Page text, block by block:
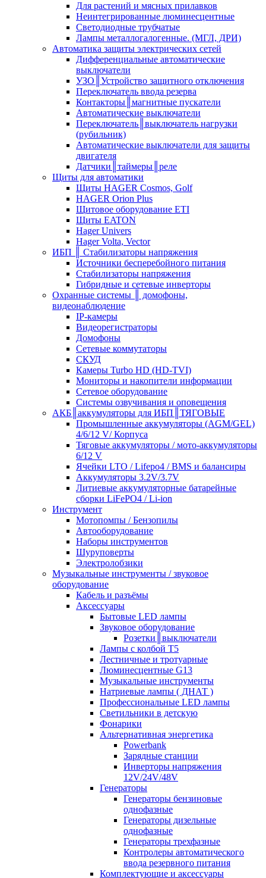
Для растений и мясных прилавков
Неинтегрированные люминесцентные
Светодиодные трубчатые
Лампы металлогалогенные. (МГЛ, ДРИ)
Автоматика защиты электрических сетей
Дифференциальные автоматические
выключатели
УЗО║Устройство защитного отключения
Переключатель ввода резерва
Контакторы║магнитные пускатели
Автоматические выключатели
Переключатель║выключатель нагрузки
(рубильник)
Автоматические выключатели для защиты
двигателя
Датчики║таймеры║реле
Щиты для автоматики
Щиты HAGER Cosmos, Golf
HAGER Orion Plus
Щитовое оборудование ETI
Щиты EATON
Hager Univers
Hager Volta, Vector
ИБП ║ Стабилизаторы напряжения
Источники бесперебойного питания
Стабилизаторы напряжения
Гибридные и сетевые инверторы
Охранные системы ║ домофоны,
видеонаблюдение
IP-камеры
Видеорегистраторы
Домофоны
Сетевые коммутаторы
СКУД
Камеры Turbo HD (HD-TVI)
Мониторы и накопители информации
Сетевое оборудование
Системы озвучивания и оповещения
АКБ║аккумуляторы для ИБП║ТЯГОВЫЕ
Промышленные аккумуляторы (AGM/GEL)
4/6/12 V/ Корпуса
Тяговые аккумуляторы / мото-аккумуляторы
6/12 V
Ячейки LTO / Lifepo4 / BMS и балансиры
Аккумуляторы 3.2V/3.7V
Литиевые аккумуляторные батарейные
сборки LiFePO4 / Li-ion
Инструмент
Мотопомпы / Бензопилы
Автооборудование
Наборы инструментов
Шуруповерты
Электролобзики
Музыкальные инструменты / звуковое
оборудование
Кабель и разъёмы
Аксессуары
Бытовые LED лампы
Звуковое оборудование
Розетки║выключатели
Лампы с колбой Т5
Лестничные и тротуарные
Люминесцентные G13
Музыкальные инструменты
Натриевые лампы ( ДНАТ )
Профессиональные LED лампы
Светильники в детскую
Фонарики
Альтернативная энергетика
Powerbank
Зарядные станции
Инверторы напряжения
12V/24V/48V
Генераторы
Генераторы бензиновые
однофазные
Генераторы дизельные
однофазные
Генераторы трехфазные
Контролеры автоматического
ввода резервного питания
Комплектующие и аксессуары